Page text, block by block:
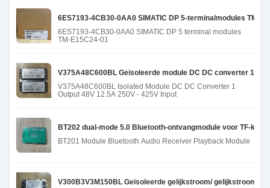
6ES7193-4CB30-0AA0 SIMATIC DP 5-terminalmodules TM-
6ES7193-4CB30-0AA0 SIMATIC DP 5 terminal modules
TM-E15C24-01
V375A48C600BL Geïsoleerde module DC DC converter 1
V375A48C600BL Isolated Module DC DC Converter 1
Output 48V 12.5A 250V - 425V Input
BT202 dual-mode 5.0 Bluetooth-ontvangmodule voor TF-
BT201 Module Bluetooth Audio Receiver Playback Module
V300B3V3M150BL Geïsoleerde gelijkstroom/